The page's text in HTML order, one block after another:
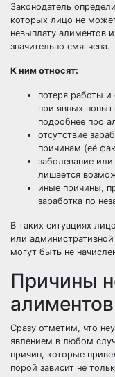
Законодатель
которых лицо не
невыплату алиментов
значительно смягчена.
К ним относят:
потеря работы и
при явных
подробнее про
отсутствие
причинам (её
заболевание
лишается
иные причины,
заработка по
В таких ситуациях
или
могут быть не
Причины
Сразу отметим, что
явлением в любом
причин, которые
порой зависит не